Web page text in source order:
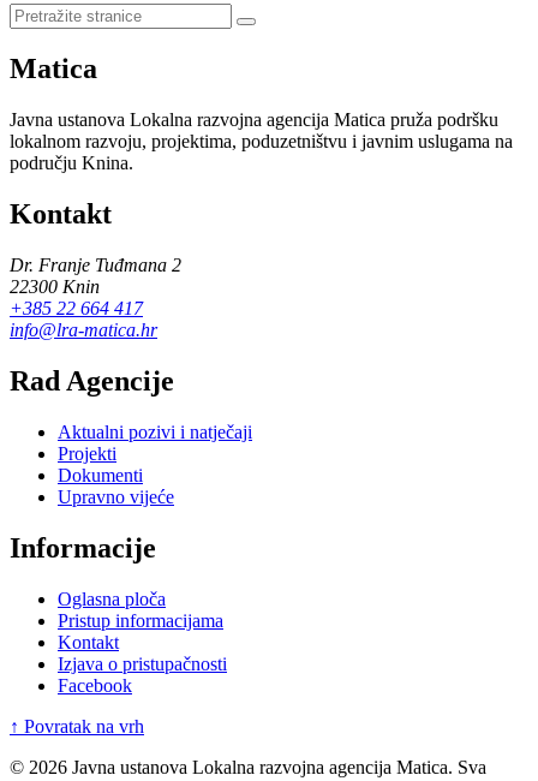
Pretraži
stranice
Matica
Javna ustanova Lokalna razvojna agencija Matica pruža podršku
lokalnom razvoju, projektima, poduzetništvu i javnim uslugama na
području Knina.
Kontakt
Dr. Franje Tuđmana 2
22300 Knin
+385 22 664 417
info@lra-matica.hr
Rad Agencije
Aktualni pozivi i natječaji
Projekti
Dokumenti
Upravno vijeće
Informacije
Oglasna ploča
Pristup informacijama
Kontakt
Izjava o pristupačnosti
Facebook
↑ Povratak na vrh
© 2026 Javna ustanova Lokalna razvojna agencija Matica. Sva